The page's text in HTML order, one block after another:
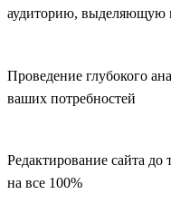
аудиторию, выделяющую
Проведение глубокого
ваших потребностей
Редактирование сайта до
на все 100%